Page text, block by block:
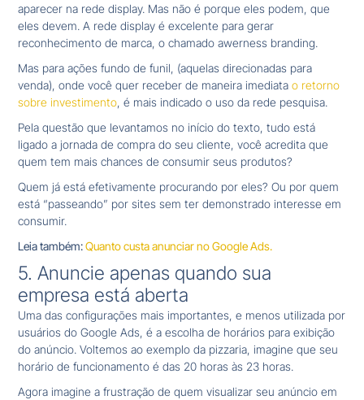
aparecer na rede display. Mas não é porque eles podem, que
eles devem. A rede display é excelente para gerar
reconhecimento de marca, o chamado awerness branding.
Mas para ações fundo de funil, (aquelas direcionadas para
venda), onde você quer receber de maneira imediatao retorno
sobre investimento, é mais indicado o uso da rede pesquisa.
Pela questão que levantamos no início do texto, tudo está
ligado a jornada de compra do seu cliente, você acredita que
quem tem mais chances de consumir seus produtos?
Quem já está efetivamente procurando por eles? Ou por quem
está “passeando” por sites sem ter demonstrado interesse em
consumir.
Leia também:Quanto custa anunciar no Google Ads.
5. Anuncie apenas quando sua
empresa está aberta
Uma das configurações mais importantes, e menos utilizada por
usuários do Google Ads, é a escolha de horários para exibição
do anúncio. Voltemos ao exemplo da pizzaria, imagine que seu
horário de funcionamento é das 20 horas às 23 horas.
Agora imagine a frustração de quem visualizar seu anúncio em